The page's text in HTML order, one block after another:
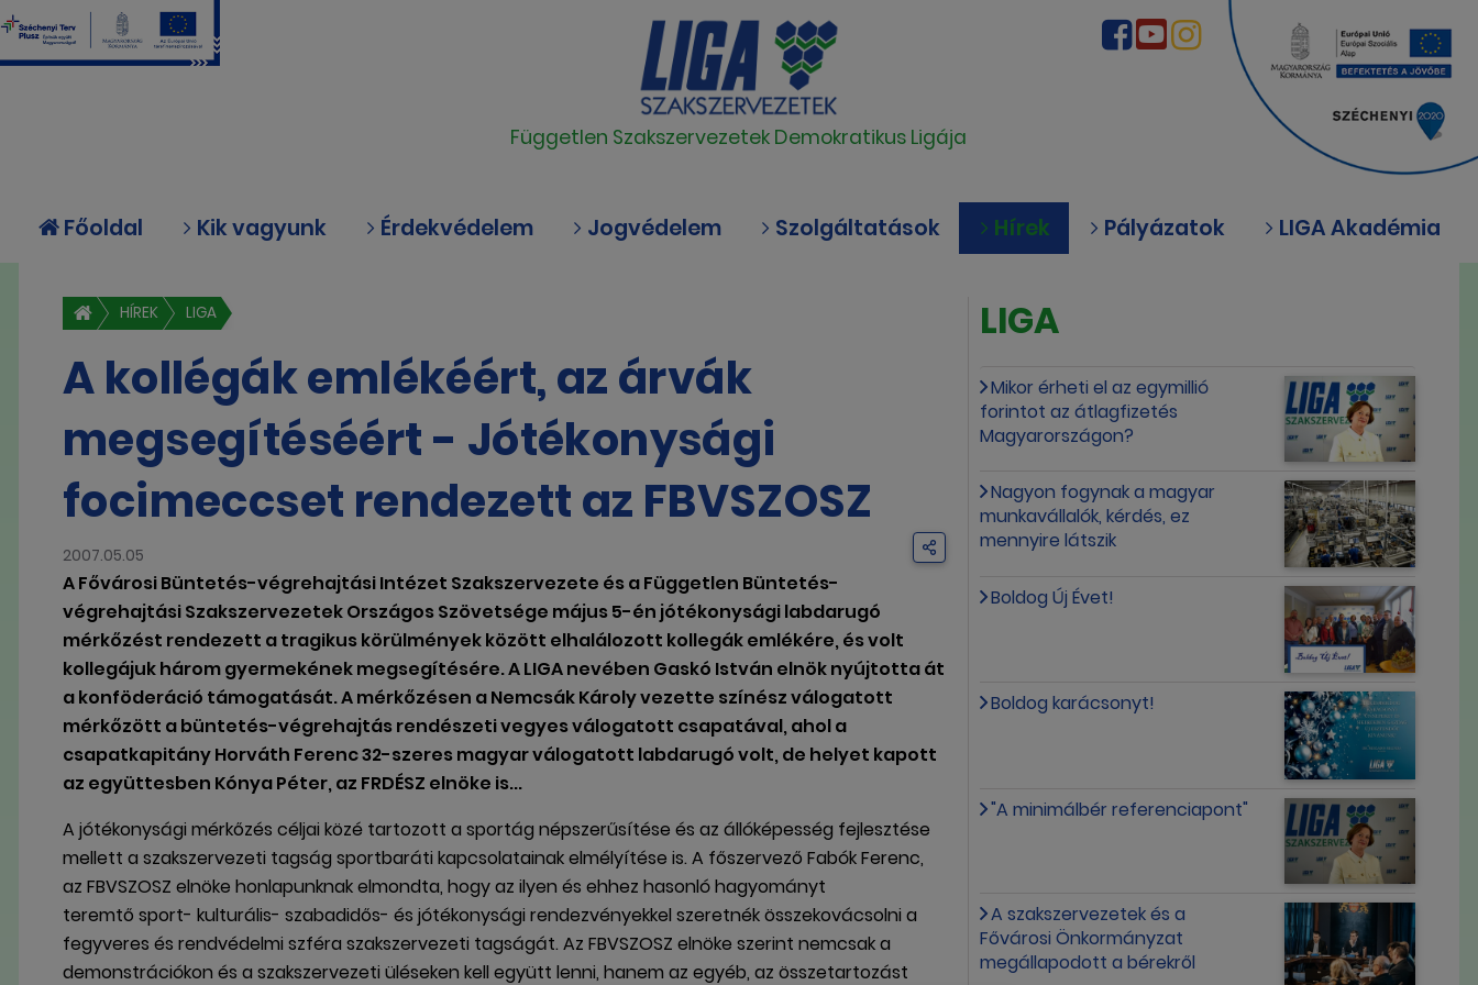
Független Szakszervezetek Demokratikus Ligája
Főoldal Kik vagyunk Érdekvédelem Jogvédelem Szolgáltatások Hírek Pályázatok LIGA Akadémia
HÍREK LIGA
A kollégák emlékéért, az árvák
megsegítéséért - Jótékonysági
focimeccset rendezett az FBVSZOSZ
2007.05.05
A Fővárosi Büntetés-végrehajtási Intézet Szakszervezete és a Független Büntetés-
végrehajtási Szakszervezetek Országos Szövetsége május 5-én jótékonysági labdarugó
mérkőzést rendezett a tragikus körülmények között elhalálozott kollegák emlékére, és volt
kollegájuk három gyermekének megsegítésére. A LIGA nevében Gaskó István elnök nyújtotta át
a konföderáció támogatását. A mérkőzésen a Nemcsák Károly vezette színész válogatott
mérkőzött a büntetés-végrehajtás rendészeti vegyes válogatott csapatával, ahol a
csapatkapitány Horváth Ferenc 32-szeres magyar válogatott labdarugó volt, de helyet kapott
az együttesben Kónya Péter, az FRDÉSZ elnöke is...
A jótékonysági mérkőzés céljai közé tartozott a sportág népszerűsítése és az állóképesség fejlesztése
mellett a szakszervezeti tagság sportbaráti kapcsolatainak elmélyítése is. A főszervező Fabók Ferenc,
az FBVSZOSZ elnöke honlapunknak elmondta, hogy az ilyen és ehhez hasonló hagyományt
teremtő sport- kulturális- szabadidős- és jótékonysági rendezvényekkel szeretnék összekovácsolni a
fegyveres és rendvédelmi szféra szakszervezeti tagságát. Az FBVSZOSZ elnöke szerint nemcsak a
demonstrációkon és a szakszervezeti üléseken kell együtt lenni, hanem az egyéb, az összetartozást
LIGA
Mikor érheti el az egymillió
forintot az átlagfizetés
Magyarországon?
Nagyon fogynak a magyar
munkavállalók, kérdés, ez
mennyire látszik
Boldog Új Évet!
Boldog karácsonyt!
"A minimálbér referenciapont"
A szakszervezetek és a
Fővárosi Önkormányzat
megállapodott a bérekről